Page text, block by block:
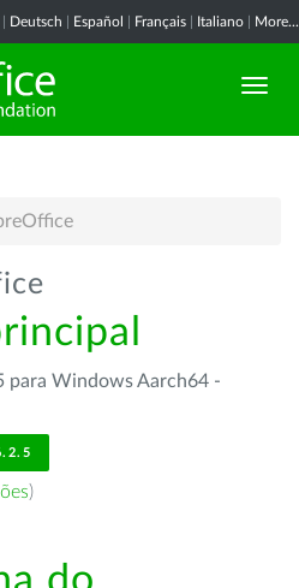
Deutsch Español Français Italiano More...
para Windows Aarch64 -
)